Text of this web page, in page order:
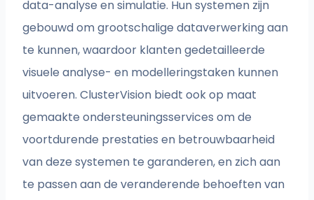
data-analyse en simulatie. Hun systemen zijn
gebouwd om grootschalige dataverwerking aan
te kunnen, waardoor klanten gedetailleerde
visuele analyse- en modelleringstaken kunnen
uitvoeren. ClusterVision biedt ook op maat
gemaakte ondersteuningsservices om de
voortdurende prestaties en betrouwbaarheid
van deze systemen te garanderen, en zich aan
te passen aan de veranderende behoeften van